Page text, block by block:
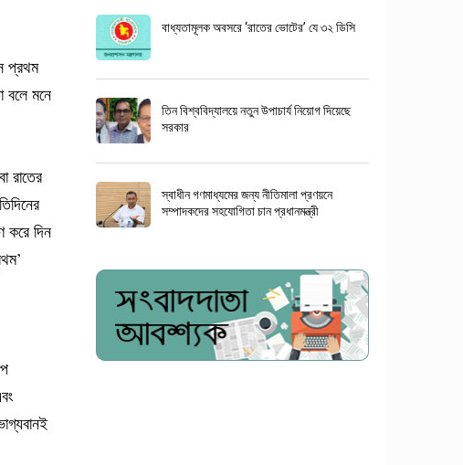
প্রথম
বলে মনে
রাতের
করে দিন
বাধ্যতামূলক অবসরে ‘রাতের ভোটের’ যে ৩২ ডিসি
তিন বিশ্ববিদ্যালয়ে নতুন উপাচার্য নিয়োগ দিয়েছে
সরকার
স্বাধীন গণমাধ্যমের জন্য নীতিমালা প্রণয়নে
সম্পাদকদের সহযোগিতা চান প্রধানমন্ত্রী